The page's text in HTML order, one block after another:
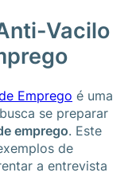
Vacilo
Emprego é uma
se preparar
emprego. Este
de
a entrevista